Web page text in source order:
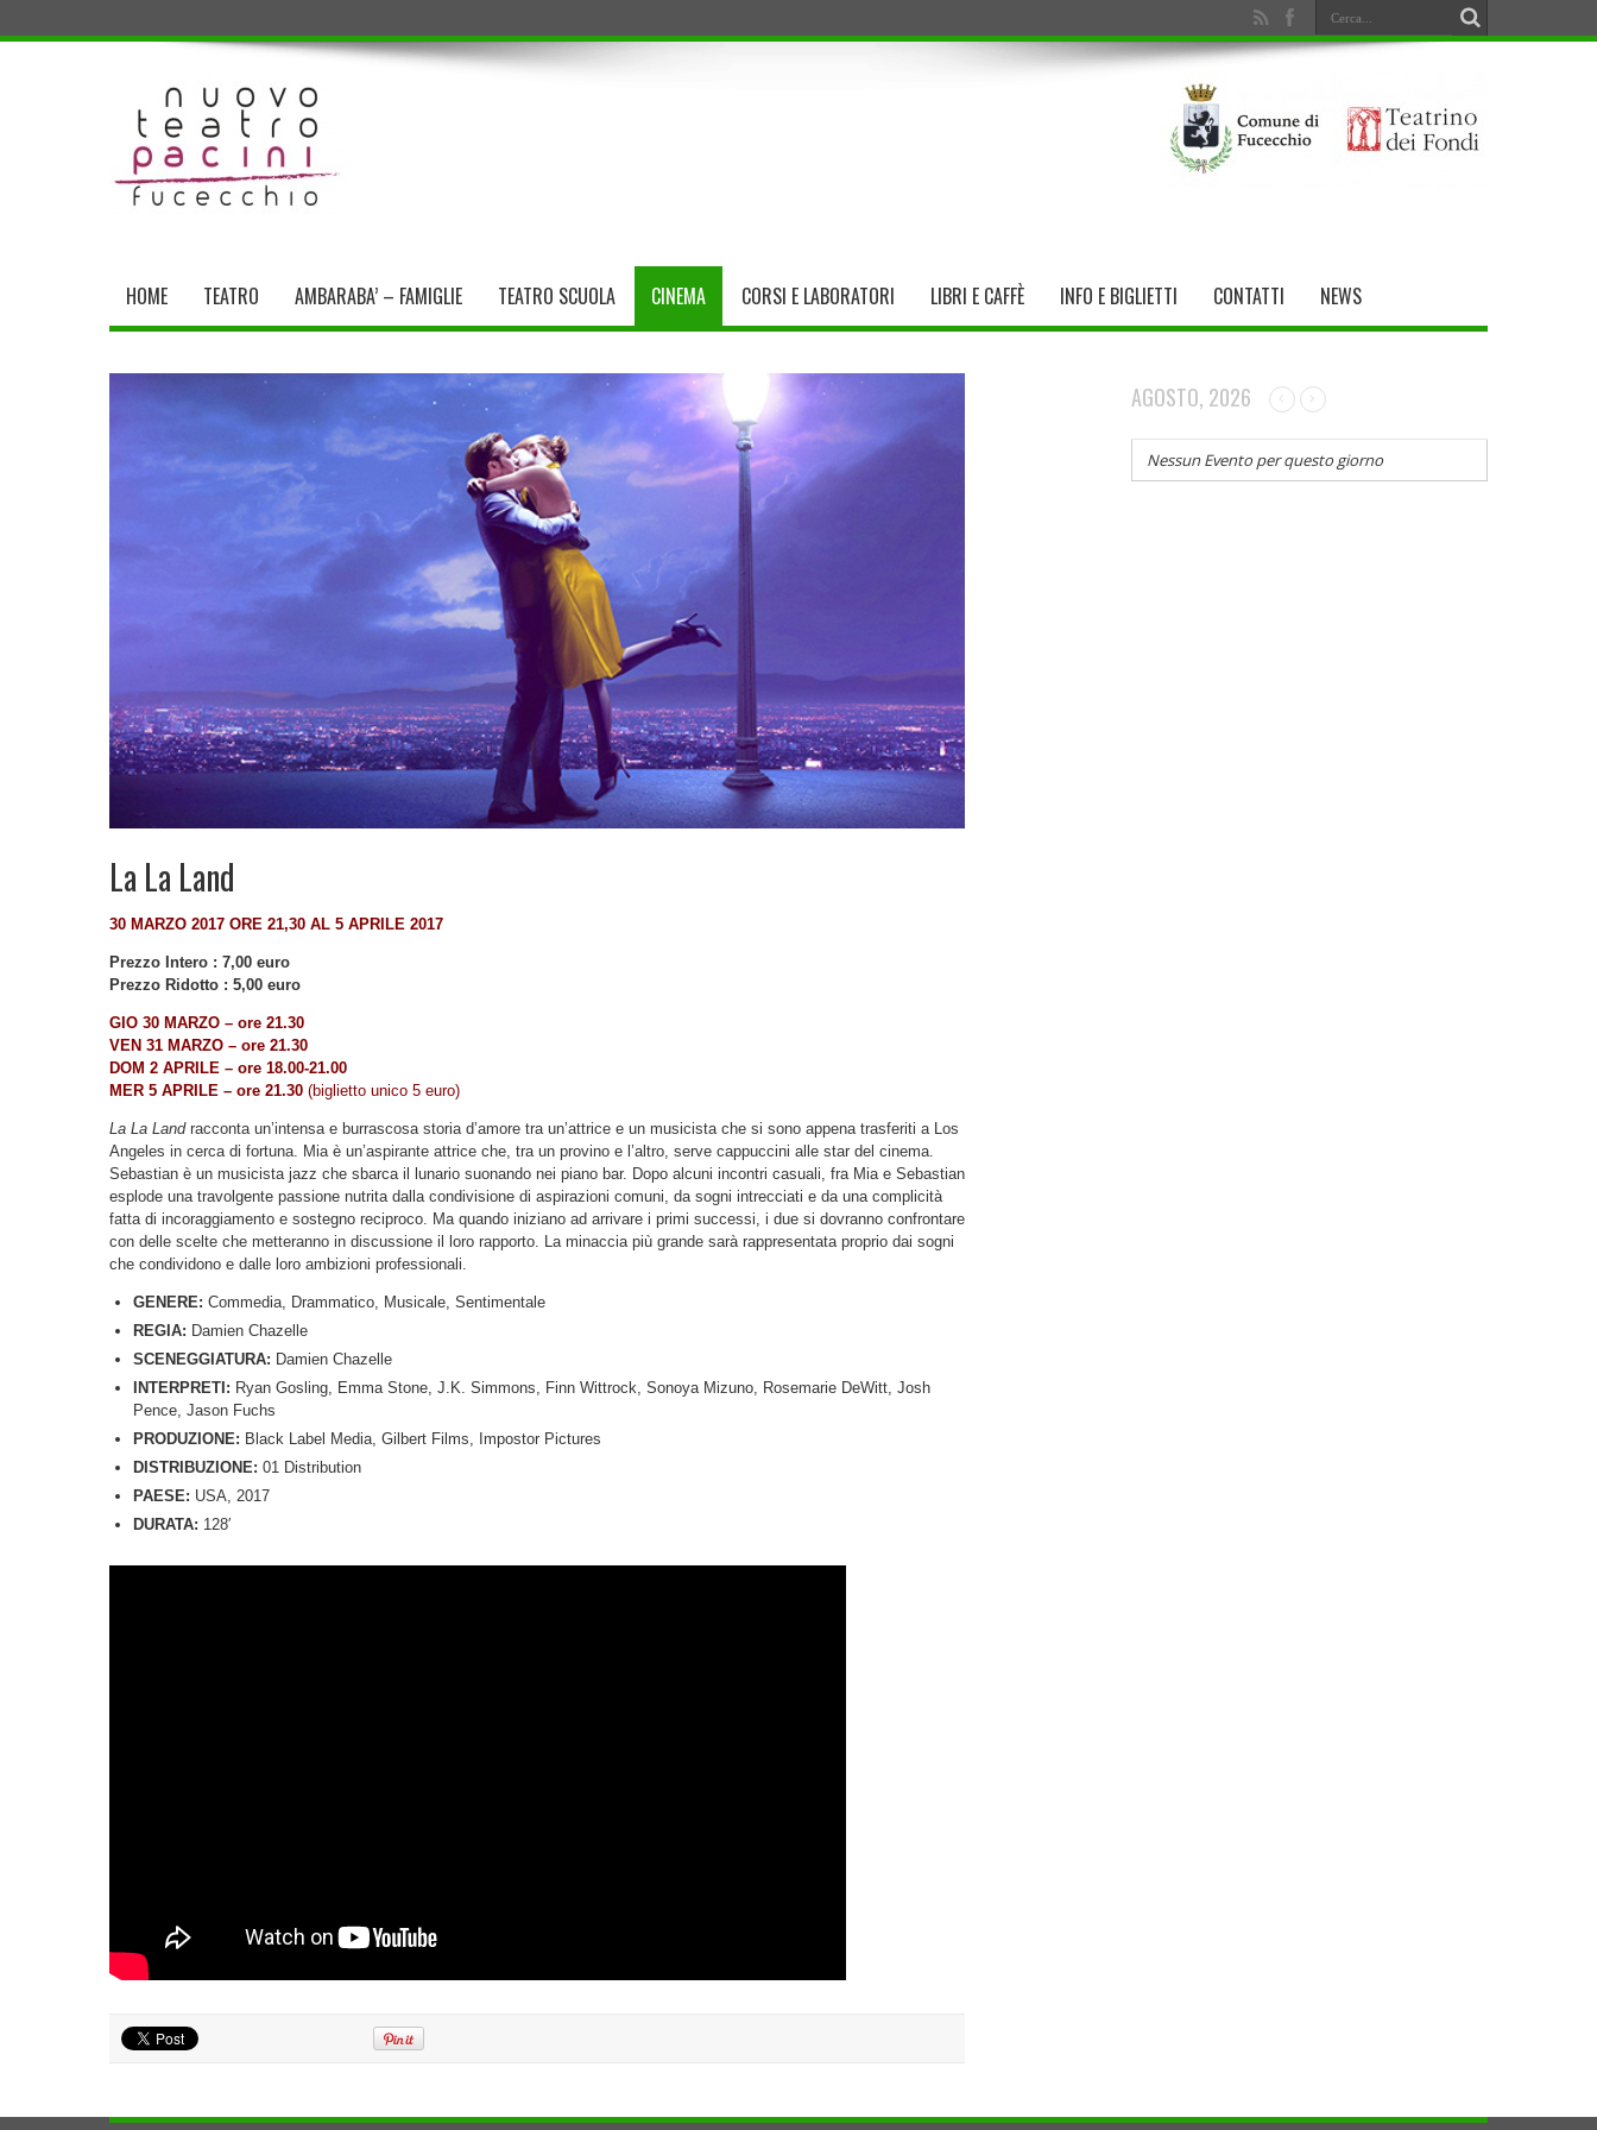
HOME TEATRO AMBARABA’ – FAMIGLIE TEATRO SCUOLA CINEMA CORSI E LABORATORI LIBRI E CAFFÈ INFO E BIGLIETTI CONTATTI NEWS
La La Land
30 MARZO 2017 ORE 21,30 AL 5 APRILE 2017
Prezzo Intero : 7,00 euro
Prezzo Ridotto : 5,00 euro
GIO 30 MARZO – ore 21.30
VEN 31 MARZO – ore 21.30
DOM 2 APRILE – ore 18.00-21.00
MER 5 APRILE – ore 21.30 (biglietto unico 5 euro)
La La Landracconta un’intensa e burrascosa storia d’amore tra un’attrice e un musicista che si sono appena trasferiti a Los
Angeles in cerca di fortuna. Mia è un’aspirante attrice che, tra un provino e l’altro, serve cappuccini alle star del cinema.
Sebastian è un musicista jazz che sbarca il lunario suonando nei piano bar. Dopo alcuni incontri casuali, fra Mia e Sebastian
esplode una travolgente passione nutrita dalla condivisione di aspirazioni comuni, da sogni intrecciati e da una complicità
fatta di incoraggiamento e sostegno reciproco. Ma quando iniziano ad arrivare i primi successi, i due si dovranno confrontare
con delle scelte che metteranno in discussione il loro rapporto. La minaccia più grande sarà rappresentata proprio dai sogni
che condividono e dalle loro ambizioni professionali.
GENERE: Commedia, Drammatico, Musicale, Sentimentale
REGIA: Damien Chazelle
SCENEGGIATURA: Damien Chazelle
INTERPRETI: Ryan Gosling, Emma Stone, J.K. Simmons, Finn Wittrock, Sonoya Mizuno, Rosemarie DeWitt, Josh
Pence, Jason Fuchs
PRODUZIONE: Black Label Media, Gilbert Films, Impostor Pictures
DISTRIBUZIONE: 01 Distribution
PAESE: USA, 2017
DURATA: 128′
AGOSTO, 2026
Nessun Evento per questo giorno